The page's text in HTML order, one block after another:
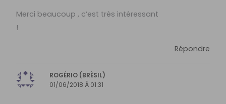
Merci beaucoup , c’est très intéressant
!
Répondre
ROGÉRIO (BRÈSIL)
01/06/2018 À 01:31